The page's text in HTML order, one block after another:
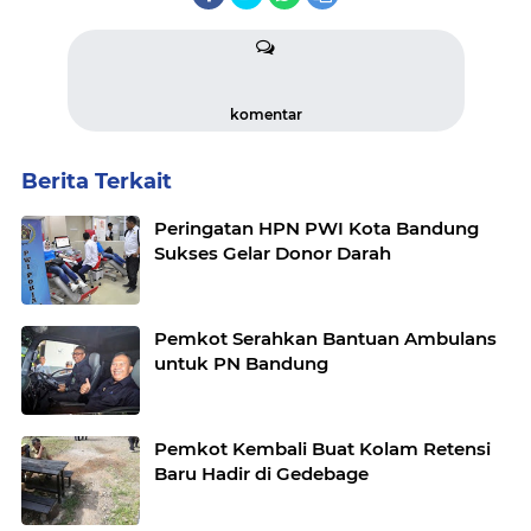
komentar
Berita Terkait
Peringatan HPN PWI Kota Bandung
Sukses Gelar Donor Darah
Pemkot Serahkan Bantuan Ambulans
untuk PN Bandung
Pemkot Kembali Buat Kolam Retensi
Baru Hadir di Gedebage